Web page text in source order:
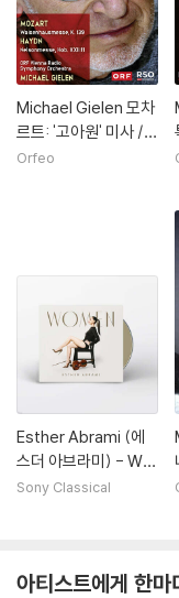
Michael Gielen 모차
르트: '고아원' 미사 /
하이든: '넬슨' 미사 (M
Orfeo
Esther Abrami (에
스더 아브라미) - Wo
men
Sony Classical
아티스트에게 한마